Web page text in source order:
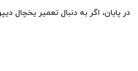
در پایان، اگر به دنبال تعمیر یخچال